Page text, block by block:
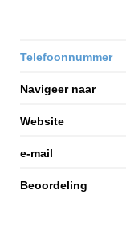
Telefoonnummer
Navigeer naar
Website
e-mail
Beoordeling